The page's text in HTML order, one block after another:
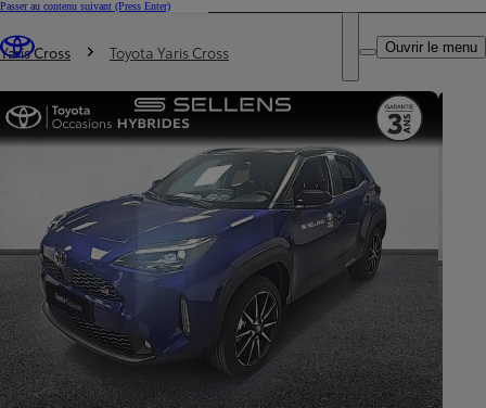
Passer au contenu suivant (Press Enter)
Trouvez un partenaire Toyota
DEALER NAME
Ouvrir le menu
Vous êtes ici
Yaris Cross Toyota Yaris Cross